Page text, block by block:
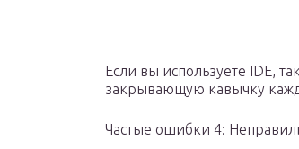
Если вы используете IDE,
закрывающую кавычку
Частые ошибки 4: